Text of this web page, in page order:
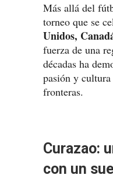
Más allá del
torneo que se
Unidos,
fuerza de una
décadas ha
pasión y cultura
fronteras.
Curazao:
con un